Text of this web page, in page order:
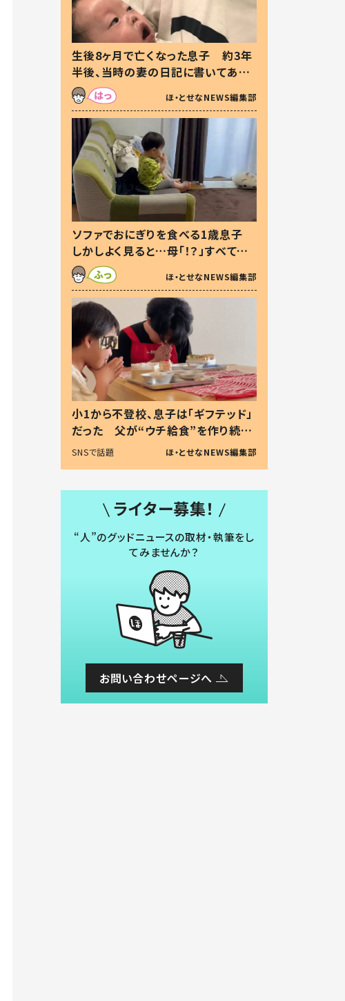
生後8ヶ月で亡くなった息子 約3年
半後、当時の妻の日記に書いてあっ
た本音とは
ほ・とせなNEWS編集部
ソファでおにぎりを食べる1歳息子
しかしよく見ると…母「！？」すべてを
察した母の投稿に「可愛いから許
す！」「現行犯〜」
ほ・とせなNEWS編集部
小1から不登校、息子は「ギフテッド」
だった 父が“ウチ給食”を作り続け
る理由とは #令和の親 #令和の子
SNSで話題 ほ・とせなNEWS編集部
ライター募集！
“人”のグッドニュースの取材・執筆をし
てみませんか？
お問い合わせページへ